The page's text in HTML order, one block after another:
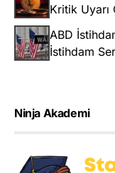
Kritik Uyarı
ABD
İstihdam
Ninja Akademi